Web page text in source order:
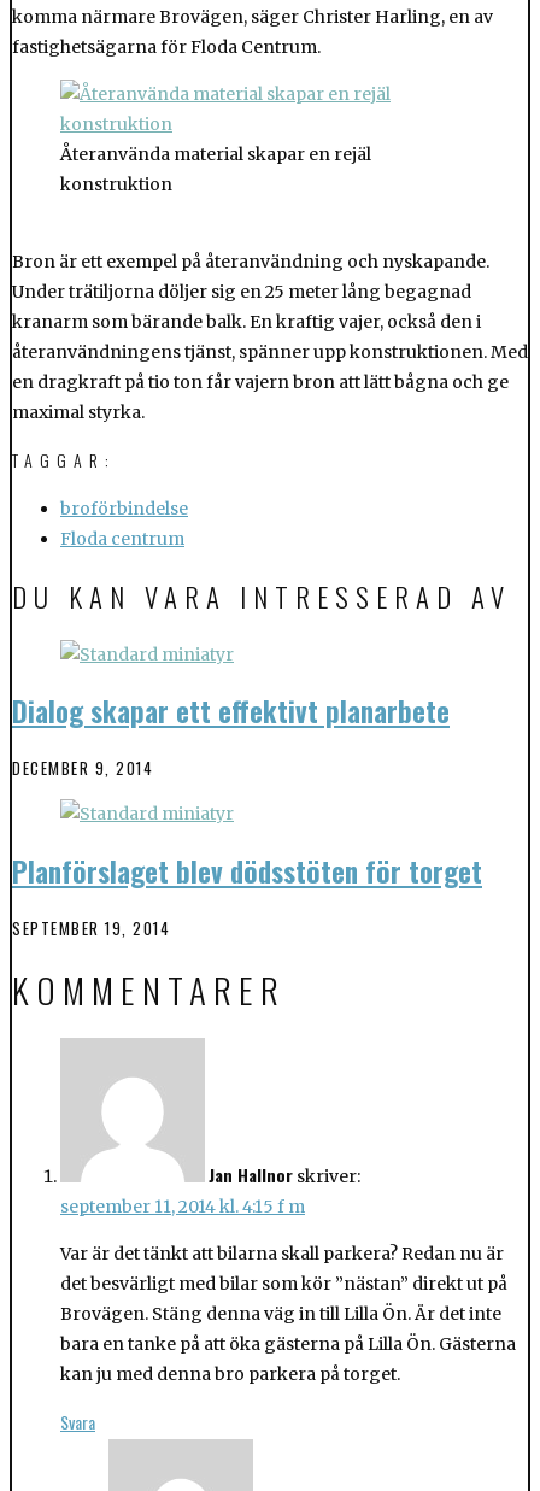
komma närmare Brovägen, säger Christer Harling, en av
fastighetsägarna för Floda Centrum.
Återanvända material skapar en rejäl
konstruktion
Bron är ett exempel på återanvändning och nyskapande.
Under trätiljorna döljer sig en 25 meter lång begagnad
kranarm som bärande balk. En kraftig vajer, också den i
återanvändningens tjänst, spänner upp konstruktionen. Med
en dragkraft på tio ton får vajern bron att lätt bågna och ge
maximal styrka.
TAGGAR:
broförbindelse
Floda centrum
DU KAN VARA INTRESSERAD AV
Dialog skapar ett effektivt planarbete
DECEMBER 9, 2014
Planförslaget blev dödsstöten för torget
SEPTEMBER 19, 2014
KOMMENTARER
Jan Hallnor skriver:
september 11, 2014 kl. 4:15 f m
Var är det tänkt att bilarna skall parkera? Redan nu är
det besvärligt med bilar som kör ”nästan” direkt ut på
Brovägen. Stäng denna väg in till Lilla Ön. Är det inte
bara en tanke på att öka gästerna på Lilla Ön. Gästerna
kan ju med denna bro parkera på torget.
Svara